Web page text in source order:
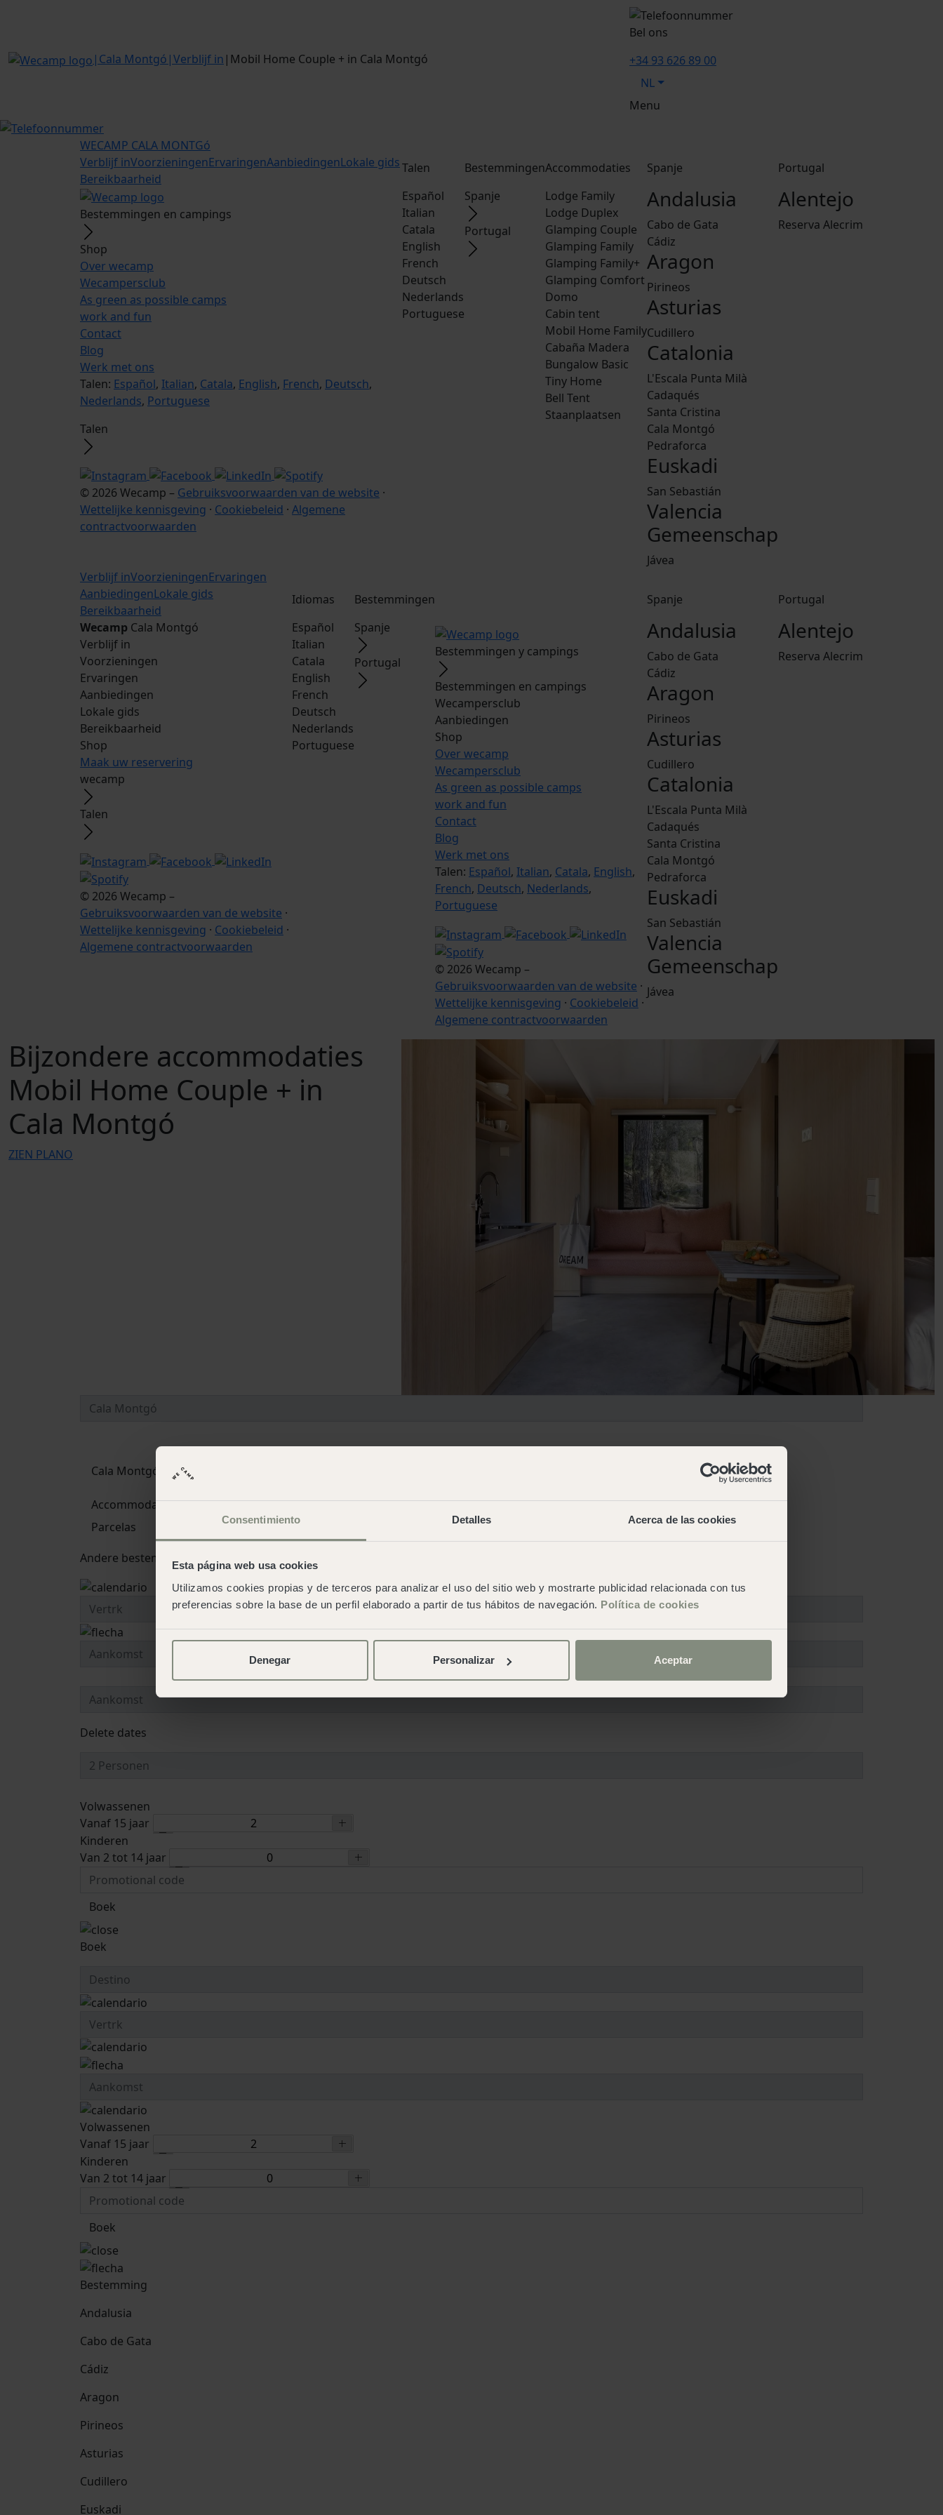
Consentimiento Detalles Acerca de las cookies
Esta página web usa cookies
Utilizamos cookies propias y de terceros para analizar el uso del sitio web y mostrarte publicidad relacionada con tus
preferencias sobre la base de un perfil elaborado a partir de tus hábitos de navegación. Política de cookies
Denegar Personalizar Aceptar
| Cala Montgó |Verblijf in | Mobil Home Couple + in Cala Montgó
Bel ons
+34 93 626 89 00
NL
Menu
WECAMP CALA MONTGó
Verblijf inVoorzieningenErvaringenAanbiedingenLokale gids
Bereikbaarheid
Bestemmingen en campings
Shop
Over wecamp
Wecampersclub
As green as possible camps
work and fun
Contact
Blog
Werk met ons
Talen: Español, Italian, Catala, English, French, Deutsch,
Nederlands, Portuguese
Talen
© 2026 Wecamp – Gebruiksvoorwaarden van de website ·
Wettelijke kennisgeving · Cookiebeleid · Algemene
contractvoorwaarden
Talen
Español
Italian
Catala
English
French
Deutsch
Nederlands
Portuguese
Bestemmingen
Spanje
Portugal
Accommodaties
Lodge Family
Lodge Duplex
Glamping Couple
Glamping Family
Glamping Family+
Glamping Comfort
Domo
Cabin tent
Mobil Home Family
Cabaña Madera
Bungalow Basic
Tiny Home
Bell Tent
Staanplaatsen
Spanje
Andalusia
Cabo de Gata
Cádiz
Aragon
Pirineos
Asturias
Cudillero
Catalonia
L'Escala Punta Milà
Cadaqués
Santa Cristina
Cala Montgó
Pedraforca
Euskadi
San Sebastián
Valencia
Gemeenschap
Jávea
Portugal
Alentejo
Reserva Alecrim
Verblijf inVoorzieningenErvaringen
AanbiedingenLokale gids
Bereikbaarheid
Wecamp Cala Montgó
Verblijf in
Voorzieningen
Ervaringen
Aanbiedingen
Lokale gids
Bereikbaarheid
Shop
Maak uw reservering
wecamp
Talen
© 2026 Wecamp –
Gebruiksvoorwaarden van de website ·
Wettelijke kennisgeving · Cookiebeleid ·
Algemene contractvoorwaarden
Idiomas
Español
Italian
Catala
English
French
Deutsch
Nederlands
Portuguese
Bestemmingen
Spanje
Portugal
Bestemmingen y campings
Bestemmingen en campings
Wecampersclub
Aanbiedingen
Shop
Over wecamp
Wecampersclub
As green as possible camps
work and fun
Contact
Blog
Werk met ons
Talen: Español, Italian, Catala, English,
French, Deutsch, Nederlands,
Portuguese
© 2026 Wecamp –
Gebruiksvoorwaarden van de website ·
Wettelijke kennisgeving · Cookiebeleid ·
Algemene contractvoorwaarden
Spanje
Andalusia
Cabo de Gata
Cádiz
Aragon
Pirineos
Asturias
Cudillero
Catalonia
L'Escala Punta Milà
Cadaqués
Santa Cristina
Cala Montgó
Pedraforca
Euskadi
San Sebastián
Valencia
Gemeenschap
Jávea
Portugal
Alentejo
Reserva Alecrim
Bijzondere accommodaties
Mobil Home Couple + in
Cala Montgó
ZIEN PLANO
Cala Montgó
Accommodaties
Parcelas
Andere bestemmingen en campings
Delete dates
Volwassenen
Vanaf 15 jaar
Kinderen
Van 2 tot 14 jaar
Boek
Boek
Volwassenen
Vanaf 15 jaar
Kinderen
Van 2 tot 14 jaar
Boek
Bestemming
Andalusia
Cabo de Gata
Cádiz
Aragon
Pirineos
Asturias
Cudillero
Euskadi